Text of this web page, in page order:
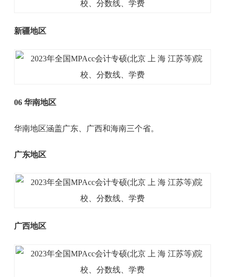
新疆地区
06 华南地区
华南地区涵盖广东、广西和海南三个省。
广东地区
广西地区